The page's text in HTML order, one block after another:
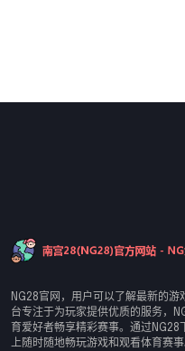
NG28官网，用户可以了解最新的
台专注于为玩家提供优质的服务，
育爱好者畅享精彩赛事。通过
上随时随地畅玩游戏和观看体育赛